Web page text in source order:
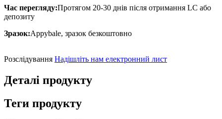
Час перегляду:Протягом 20-30 днів після отримання LC або
депозиту
Зразок:Appybale, зразок безкоштовно
Розслідування Надішліть нам електронний лист
Деталі продукту
Теги продукту